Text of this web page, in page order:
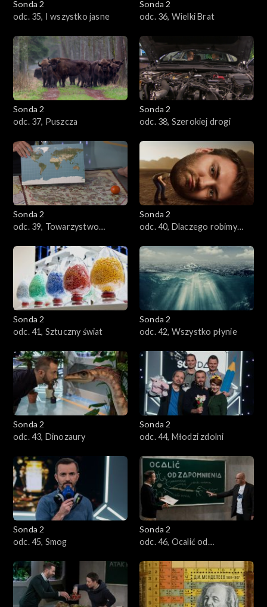
Sonda 2
odc. 35, I wszystko jasne
Sonda 2
odc. 36, Wielki Brat
Sonda 2
odc. 37, Puszcza
Sonda 2
odc. 38, Szerokiej drogi
Sonda 2
odc. 39, Towarzystwo
Sonda 2
odc. 40, Dlaczego robimy
Sonda 2
odc. 41, Sztuczny świat
Sonda 2
odc. 42, Wszystko płynie
Sonda 2
odc. 43, Dinozaury
Sonda 2
odc. 44, Młodzi zdolni
Sonda 2
odc. 45, Smog
Sonda 2
odc. 46, Ocalić od